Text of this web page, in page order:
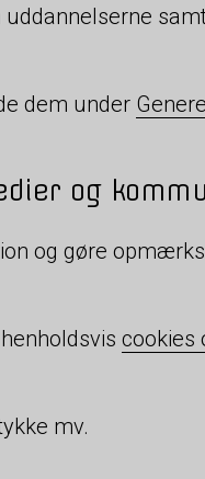
dem under
og
og gøre
cookies
mv.